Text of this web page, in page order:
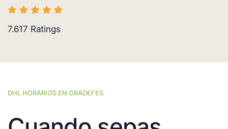
7.617 Ratings
DHL HORARIOS EN GRADEFES